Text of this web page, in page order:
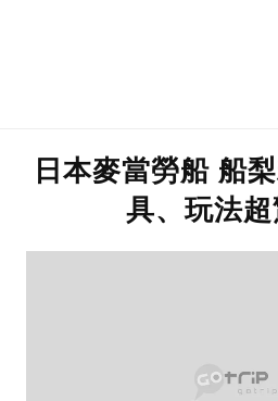
日本麥當勞船 船
具、玩法超